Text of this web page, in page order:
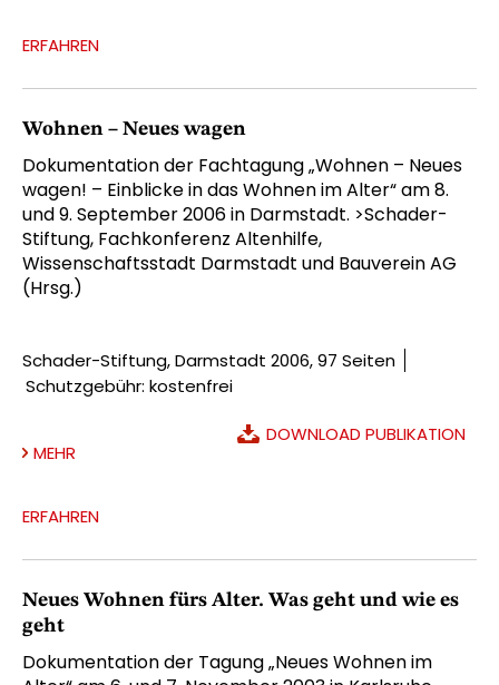
ERFAHREN
Wohnen – Neues wagen
Dokumentation der Fachtagung „Wohnen – Neues
wagen! – Einblicke in das Wohnen im Alter“ am 8.
und 9. September 2006 in Darmstadt. >Schader-
Stiftung, Fachkonferenz Altenhilfe,
Wissenschaftsstadt Darmstadt und Bauverein AG
(Hrsg.)
Schader-Stiftung, Darmstadt 2006, 97 Seiten
Schutzgebühr: kostenfrei
MEHR
ERFAHREN
DOWNLOAD PUBLIKATION
Neues Wohnen fürs Alter. Was geht und wie es
geht
Dokumentation der Tagung „Neues Wohnen im